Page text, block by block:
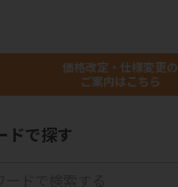
価格改定・仕様変更の
ご案内はこちら
ドで探す